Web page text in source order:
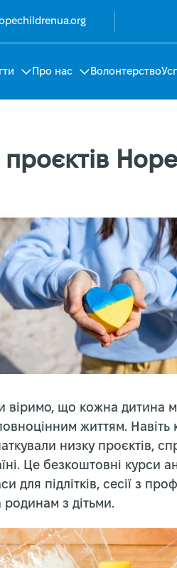
Про нас Волонтерство
що кожна дитина
життям. Навіть
низку проєктів,
Це безкоштовні курси
для підлітків, сесії з
з дітьми.